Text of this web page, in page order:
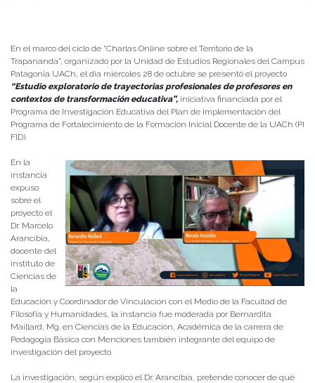
En el marco del ciclo de “Charlas Online sobre el Territorio de la
Trapananda”, organizado por la Unidad de Estudios Regionales del Campus
Patagonia UACh, el día miércoles 28 de octubre se presentó el proyecto
“Estudio exploratorio de trayectorias profesionales de profesores en
contextos de transformación educativa”, iniciativa financiada por el
Programa de Investigación Educativa del Plan de Implementación del
Programa de Fortalecimiento de la Formación Inicial Docente de la UACh (PI
FID).
En la
instancia
expuso
sobre el
proyecto el
Dr. Marcelo
Arancibia,
docente del
instituto de
Ciencias de
la
Educación y Coordinador de Vinculación con el Medio de la Facultad de
Filosofía y Humanidades, la instancia fue moderada por Bernardita
Maillard, Mg. en Ciencias de la Educación, Académica de la carrera de
Pedagogía Básica con Menciones también integrante del equipo de
investigación del proyecto.
La investigación, según explicó el Dr. Arancibia, pretende conocer de qué